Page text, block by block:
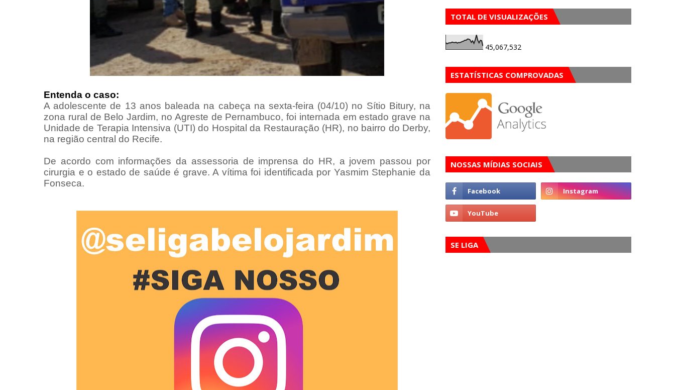
Entenda o caso:
A adolescente de 13 anos baleada na cabeça na sexta-feira (04/10) no Sítio Bitury, na
zona rural de Belo Jardim, no Agreste de Pernambuco, foi internada em estado grave na
Unidade de Terapia Intensiva (UTI) do Hospital da Restauração (HR), no bairro do Derby,
na região central do Recife.
De acordo com informações da assessoria de imprensa do HR, a jovem passou por
cirurgia e o estado de saúde é grave. A vítima foi identificada por Yasmim Stephanie da
Fonseca.
TOTAL DE VISUALIZAÇÕES
45,067,532
ESTATÍSTICAS COMPROVADAS
NOSSAS MÍDIAS SOCIAIS
SE LIGA